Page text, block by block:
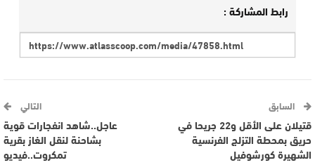
رابط المشاركة :
السابق
قتيلان على الأقل و22 جريحا في
حريق بمحطة التزلج الفرنسية
الشهيرة كورشوفيل
التالي
عاجل..شاهد انفجارات قوية
بشاحنة لنقل الغاز بقرية
تمكروت..فيديو